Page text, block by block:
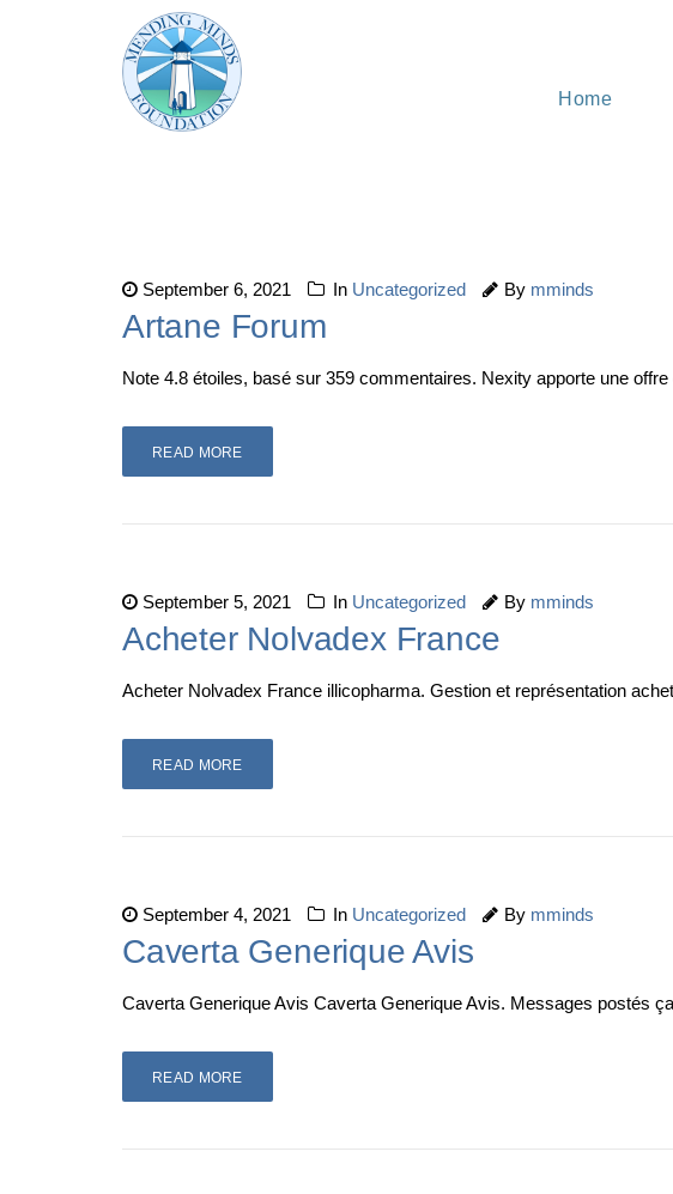
Home
September 6, 2021 In Uncategorized By mminds
Artane Forum
Note 4.8 étoiles, basé sur 359 commentaires. Nexity apporte une
READ MORE
September 5, 2021 In Uncategorized By mminds
Acheter Nolvadex France
Acheter Nolvadex France illicopharma. Gestion et représentation
READ MORE
September 4, 2021 In Uncategorized By mminds
Caverta Generique Avis
Caverta Generique Avis Caverta Generique Avis. Messages postés
READ MORE